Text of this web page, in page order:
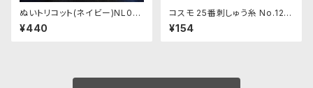
ぬいトリコット(ネイビー)NL00
8 ぬいぐるみ用薄手パイル生地
20cm
¥440
コスモ 25番刺しゅう糸 No.121‾
154
¥154